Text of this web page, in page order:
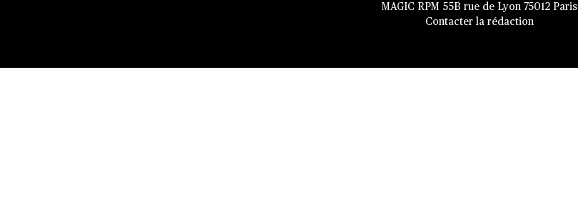
MAGIC RPM 55B rue de Lyon 75012 Paris
Contacter la rédaction